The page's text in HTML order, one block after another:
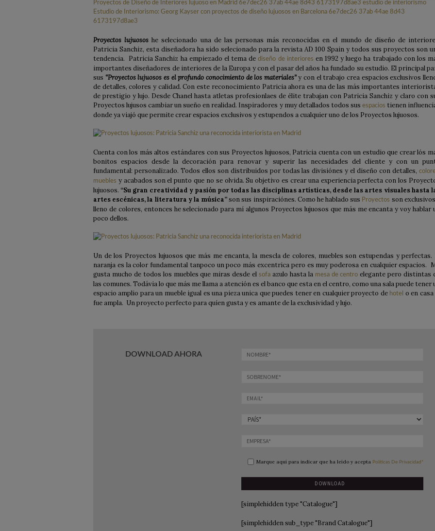
Proyectos lujuosos he selecionado una de las personas más reconocidas en el mundo de diseño de
Patricia Sanchiz, esta diseñadora ha sido selecionado para la revista AD 100 Spain y todos sus proyectos son
tendencia. Patricia Sanchiz ha empiezado el tema dediseño de interiores en 1992 y luego ha trabajado con los
importantes diseñadores de interiores de la Europa y con el pasar del años ha fundado su estudio. El principal
sus “Proyectos lujuosos es el profundo conocimiento de los materiales”y con el trabajo crea espacios exclusivos
de detalles, colores y calidad. Con este reconocimiento Patricia ahora es una de las más importantes
de prestigio y lujo. Desde Chanel hasta atletas profesionlaes de élite trabajan con Patricia Sanchiz y claro con
Proyectos lujusos cambiar un sueño en realidad. Inspiradores y muy detallados todos sus espacios tienen
donde ya viajó que permite crear espacios exclusivos y estupendos a cualquier uno de los Proyectos lujuosos.
Cuenta con los más altos estándares con sus Proyectos lujuosos, Patricia cuenta con un estudio que crear lós
bonitos espacios desde la decoración para renovar y superir las necesidades del cliente y con un
fundamental: personalizado. Todos ellos son distribuidos por todas las divisiónes y el diseño con detalles,
muebles y acabados son el punto que no se olvida. Su objetivo es crear una experiencia perfecta con los
lujuosos. “Su gran creatividad y pasión por todas las disciplinas artísticas, desde las artes visuales hasta
artes escénicas, la literatura y la música”son sus inspiraciónes. Como he hablado sus Proyectos son
lleno de colores, entonces he selecionado para mí algunos Proyectos lujuosos que más me encanta y voy hablar
poco dellos.
Un de los Proyectos lujuosos que más me encanta, la mescla de colores, muebles son estupendas y perfectas.
naranja es la color fundamental tanpoco un poco más excentrica pero es muy poderosa en cualquier espacios.
gusta mucho de todos los muebles que miras desde el sofa azulo hasta la mesa de centro elegante pero distintas
las comunes. Todávia lo que más me llama a atención es el banco que esta en el centro, como una sala puede tener
espacio amplio para un mueble igual es una pieza unica que puedes tener en cualquier proyecto de hotel o en
fue ampla. Un proyecto perfecto para quíen gusta y es amante de la exclusividad y lujo.
DOWNLOAD AHORA
Marque aquí para indicar que ha leído y acepta Politicas De Privacidad*
[simplehidden type "Catalogue"]
[simplehidden sub_type "Brand Catalogue"]